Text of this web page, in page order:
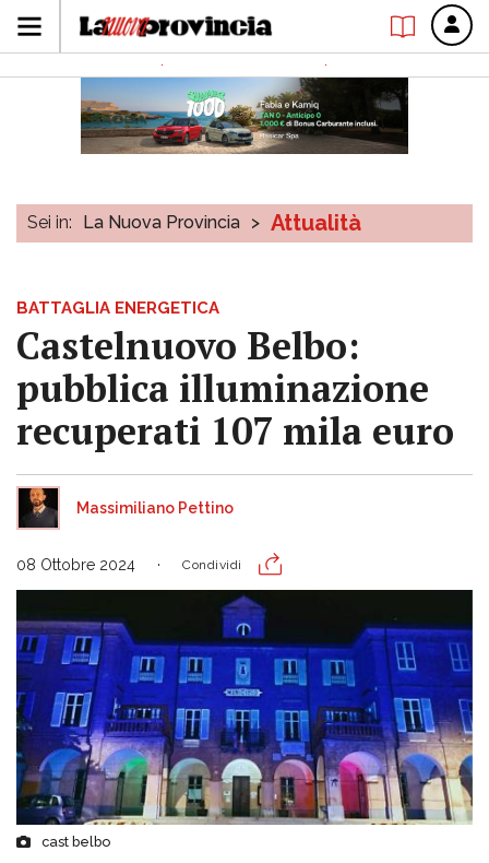
Sei in: La Nuova Provincia > Attualità
BATTAGLIA ENERGETICA
Castelnuovo Belbo:
pubblica illuminazione
recuperati 107 mila euro
Massimiliano Pettino
08 Ottobre 2024 Condividi
cast belbo